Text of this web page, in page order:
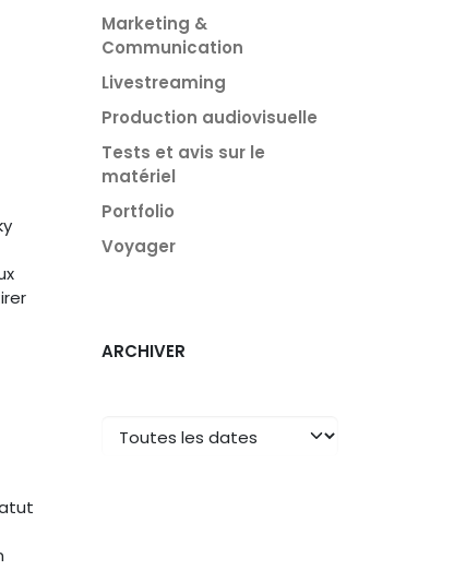
Marketing &
Communication
Livestreaming
Production audiovisuelle
Tests et avis sur le
matériel
Portfolio
Voyager
ARCHIVER